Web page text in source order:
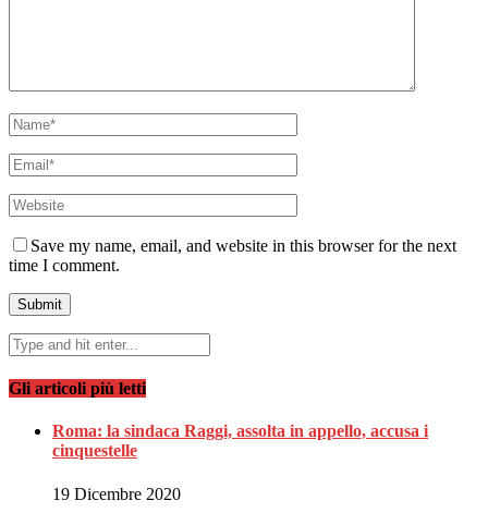
Save my name, email, and website in this browser for the next
time I comment.
Gli articoli più letti
Roma: la sindaca Raggi, assolta in appello, accusa i
cinquestelle
19 Dicembre 2020